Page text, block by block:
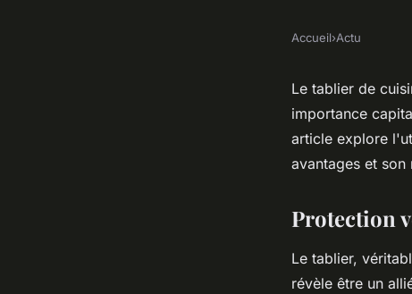
L'utilité essentielle
cuisine pour les
Accueil›Actu
Le tablier de
importance
article explore
avantages et
Protection
Le tablier,
révèle être un